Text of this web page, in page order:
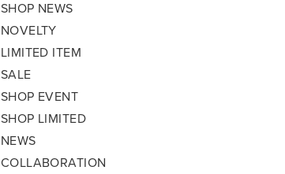
SHOP NEWS
NOVELTY
LIMITED ITEM
SALE
SHOP EVENT
SHOP LIMITED
NEWS
COLLABORATION